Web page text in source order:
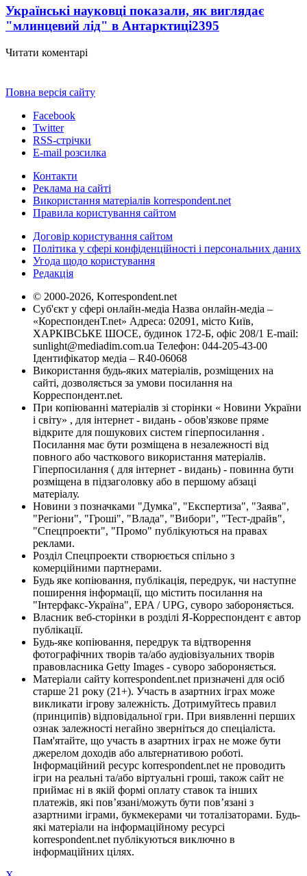
Українські науковці показали, як виглядає
"млинцевий лід" в Антарктиці2395
Читати коментарі
Повна версія сайту
Facebook
Twitter
RSS-стрічки
E-mail розсилка
Контакти
Реклама на сайті
Використання матеріалів korrespondent.net
Правила користування сайтом
Договір користування сайтом
Політика у сфері конфіденційності і персональних даних
Угода щодо користування
Редакція
© 2000-2026, Korrespondent.net
Суб'єкт у сфері онлайн-медіа Назва онлайн-медіа –
«КореспонденТ.net» Адреса: 02091, місто Київ,
ХАРКІВСЬКЕ ШОСЕ, будинок 172-Б, офіс 208/1 E-mail:
sunlight@mediadim.com.ua Телефон: 044-205-43-00
Ідентифікатор медіа – R40-06068
Використання будь-яких матеріалів, розміщених на
сайті, дозволяється за умови посилання на
Корреспондент.net.
При копіюванні матеріалів зі сторінки « Новини України
і світу» , для інтернет - видань - обов'язкове пряме
відкрите для пошукових систем гіперпосилання .
Посилання має бути розміщена в незалежності від
повного або часткового використання матеріалів.
Гіперпосилання ( для інтернет - видань) - повинна бути
розміщена в підзаголовку або в першому абзаці
матеріалу.
Новини з позначками "Думка", "Експертиза", "Заява",
"Регіони", "Гроші", "Влада", "Вибори", "Тест-драйв",
"Спецпроекти", "Промо" публікуються на правах
реклами.
Розділ Спецпроекти створюється спільно з
комерційними партнерами.
Будь яке копіювання, публікація, передрук, чи наступне
поширення інформації, що містить посилання на
"Інтерфакс-Україна", EPA / UPG, суворо забороняється.
Власник веб-сторінки в розділі Я-Корреспондент є автор
публікації.
Будь-яке копіювання, передрук та відтворення
фотографічних творів та/або аудіовізуальних творів
правовласника Getty Images - суворо забороняється.
Матеріали сайту korrespondent.net призначені для осіб
старше 21 року (21+). Участь в азартних іграх може
викликати ігрову залежність. Дотримуйтесь правил
(принципів) відповідальної гри. При виявленні перших
ознак залежності негайно зверніться до спеціаліста.
Пам'ятайте, що участь в азартних іграх не може бути
джерелом доходів або альтернативою роботі.
Інформаційний ресурс korrespondent.net не проводить
ігри на реальні та/або віртуальні гроші, також сайт не
приймає ні в якій формі оплату ставок та інших
платежів, які пов’язані/можуть бути пов’язані з
азартними іграми, букмекерами чи тоталізаторами. Будь-
які матеріали на інформаційному ресурсі
korrespondent.net публікуються виключно в
інформаційних цілях.